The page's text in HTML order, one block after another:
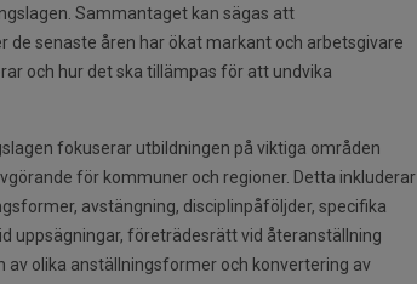
Sammantaget kan sägas att
de senaste åren har ökat markant och arbetsgivare
och hur det ska tillämpas för att undvika
fokuserar utbildningen på viktiga områden
för kommuner och regioner. Detta inkluderar
avstängning, disciplinpåföljder, specifika
uppsägningar, företrädesrätt vid återanställning
av olika anställningsformer och konvertering av